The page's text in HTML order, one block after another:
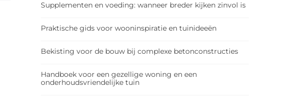
Supplementen en voeding: wanneer breder kijken zinvol is
Praktische gids voor wooninspiratie en tuinideeën
Bekisting voor de bouw bij complexe betonconstructies
Handboek voor een gezellige woning en een
onderhoudsvriendelijke tuin